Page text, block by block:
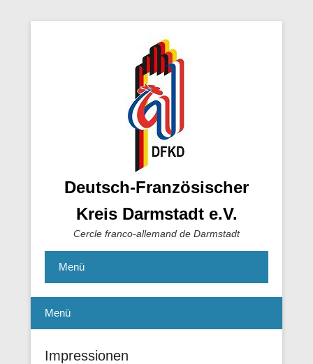
Deutsch-Französischer
Kreis Darmstadt e.V.
Cercle franco-allemand de Darmstadt
Menü
Menü
Impressionen